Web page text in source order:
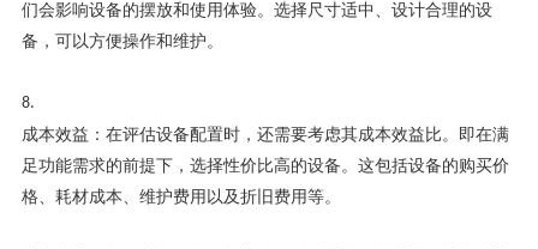
们会影响设备的摆放和使用体验。选择尺寸适中、设计合理的设
备，可以方便操作和维护。
8.
成本效益：在评估设备配置时，还需要考虑其成本效益比。即在满
足功能需求的前提下，选择性价比高的设备。这包括设备的购买价
格、耗材成本、维护费用以及折旧费用等。